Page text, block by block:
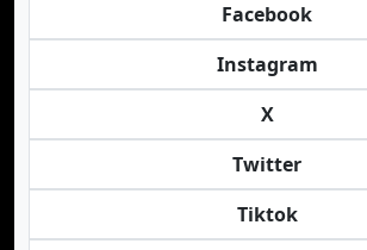
Facebook
Instagram
X
Twitter
Tiktok